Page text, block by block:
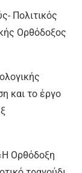
Πολιτικός
Ορθόδοξος
και το έργο
Ορθόδοξη